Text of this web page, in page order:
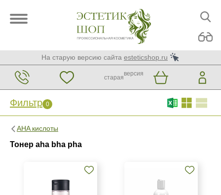
На старую версию сайта esteticshop.ru
старая
версия
Фильтр 0
AHA кислоты
Тонер aha bha pha
Фильтр 0